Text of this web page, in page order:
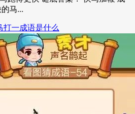
马...
打一成语是什么